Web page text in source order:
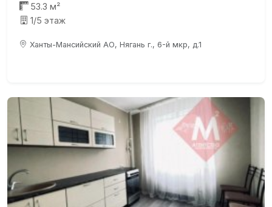
53.3 м²
1/5 этаж
Ханты-Мансийский АО, Нягань г., 6-й мкр, д.1